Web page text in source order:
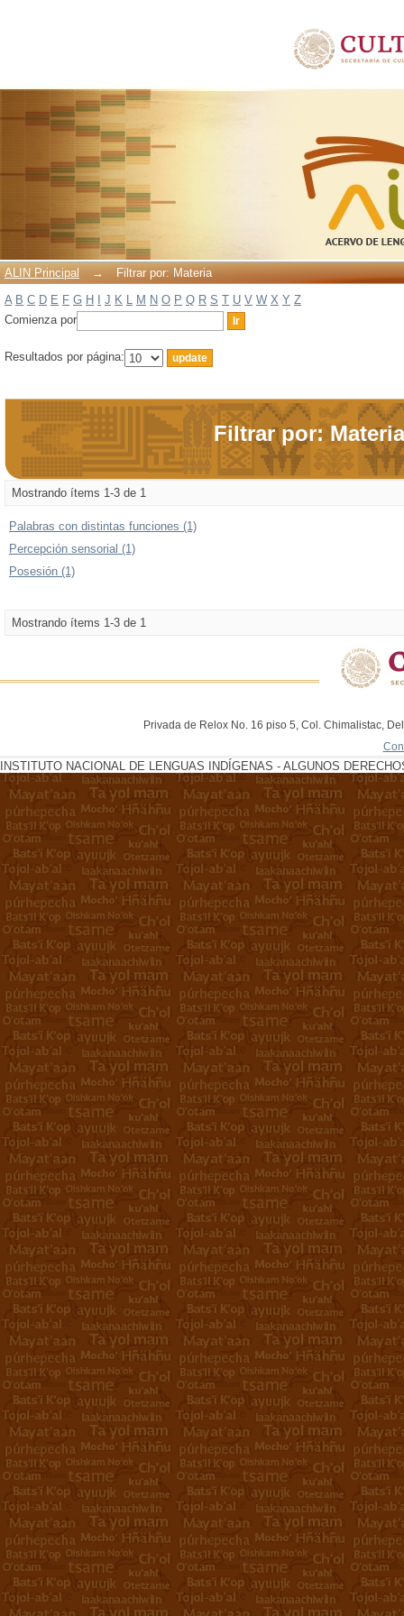
ALIN Principal →
Filtrar por: Materia
A B C D E F G H J K L M N O P Q R S T U V W X Y Z
Comienza por
Resultados por página:
Filtrar por: Materia
Mostrando ítems 1-3 de 1
Palabras con distintas funciones (1)
Percepción sensorial (1)
Posesión (1)
Mostrando ítems 1-3 de 1
Privada de Relox No. 16 piso 5, Col. Chimalistac,
INSTITUTO NACIONAL DE LENGUAS INDÍGENAS - ALGUNOS